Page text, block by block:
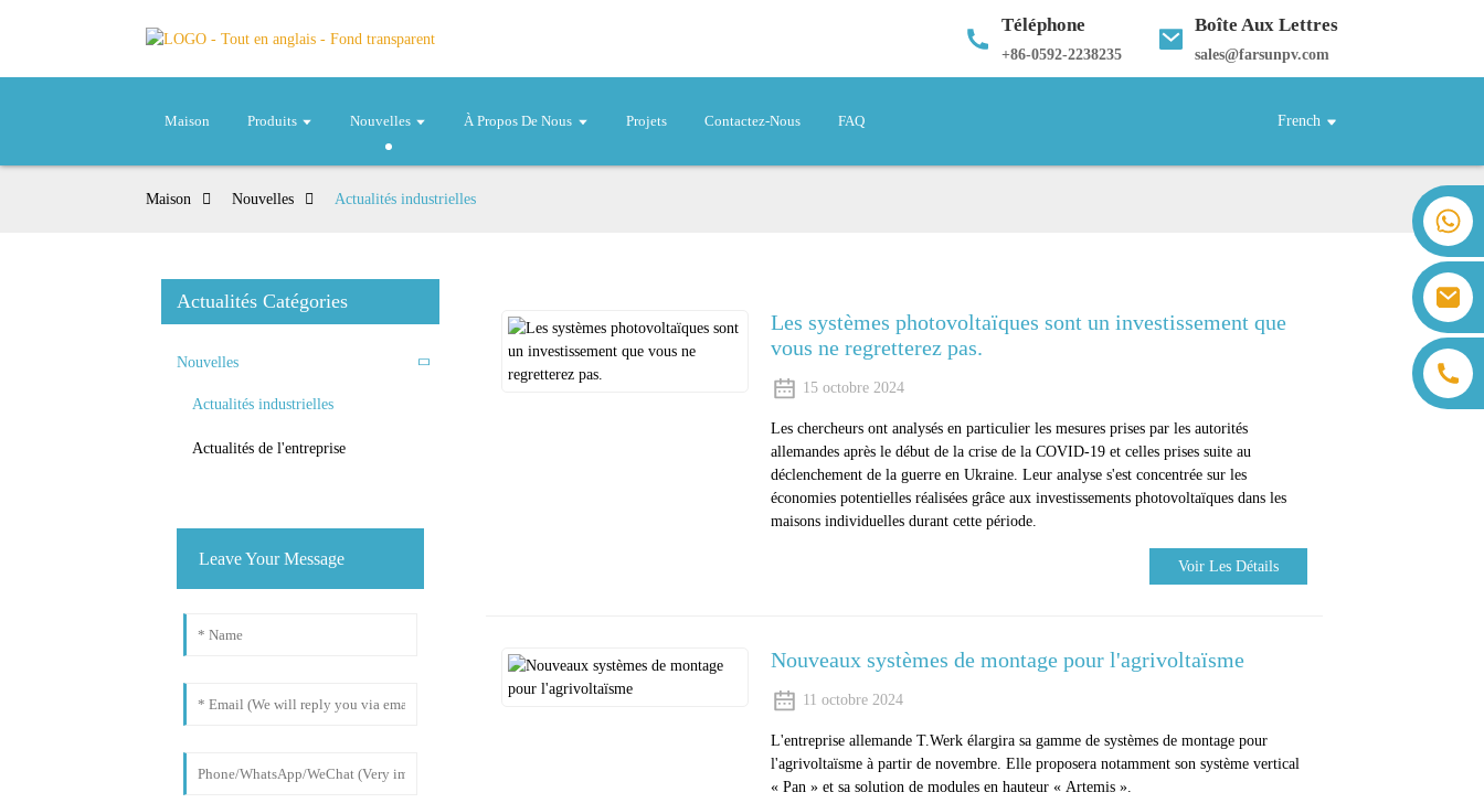
Téléphone
+86-0592-2238235
Boîte Aux Lettres
sales@farsunpv.com
Maison Produits Nouvelles À Propos De Nous Projets Contactez-Nous FAQ French
sanborn.guo@farsunpv.com
Maison Nouvelles Actualités industrielles
Actualités Catégories
Nouvelles
Actualités industrielles
Actualités de l'entreprise
Leave Your Message
Les systèmes photovoltaïques sont un investissement que
vous ne regretterez pas.
15 octobre 2024
Les chercheurs ont analysés en particulier les mesures prises par les autorités
allemandes après le début de la crise de la COVID-19 et celles prises suite au
déclenchement de la guerre en Ukraine. Leur analyse s'est concentrée sur les
économies potentielles réalisées grâce aux investissements photovoltaïques dans les
maisons individuelles durant cette période.
Voir Les Détails
Nouveaux systèmes de montage pour l'agrivoltaïsme
11 octobre 2024
L'entreprise allemande T.Werk élargira sa gamme de systèmes de montage pour
l'agrivoltaïsme à partir de novembre. Elle proposera notamment son système vertical
« Pan » et sa solution de modules en hauteur « Artemis ».